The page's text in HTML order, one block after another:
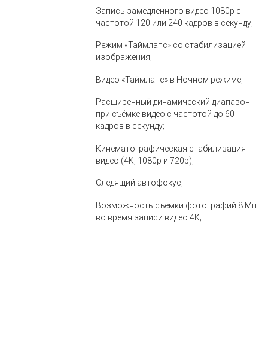
Запись замедленного видео 1080р с
частотой 120 или 240 кадров в секунду;
Режим «Таймлапс» со стабилизацией
изображения;
Видео «Таймлапс» в Ночном режиме;
Расширенный динамический диапазон
при съёмке видео с частотой до 60
кадров в секунду;
Кинематографическая стабилизация
видео (4K, 1080p и 720p);
Следящий автофокус;
Возможность съёмки фотографий 8 Мп
во время записи видео 4К;